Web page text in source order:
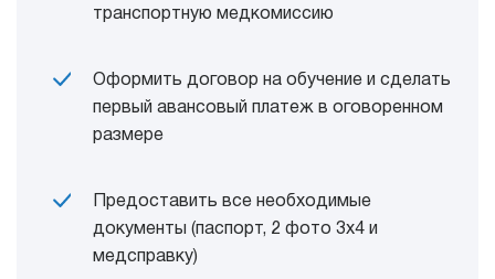
транспортную медкомиссию
Оформить договор на обучение и сделать
первый авансовый платеж в оговоренном
размере
Предоставить все необходимые
документы (паспорт, 2 фото 3х4 и
медсправку)